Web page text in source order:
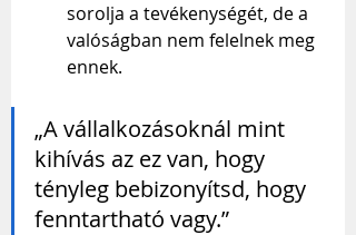
sorolja a tevékenységét, de a
valóságban nem felelnek meg
ennek.
„A vállalkozásoknál mint
kihívás az ez van, hogy
tényleg bebizonyítsd, hogy
fenntartható vagy.”